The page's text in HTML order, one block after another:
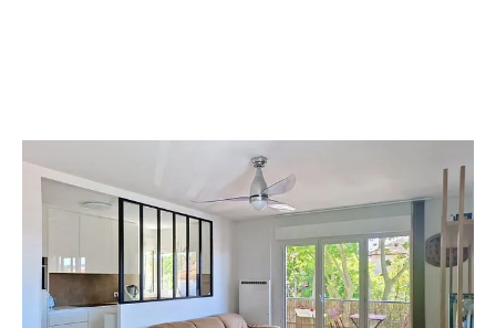
ARCACHON 33
82 m2, 4 pièces
Ref : 951
Appartement T4 à vendre
795 000 €